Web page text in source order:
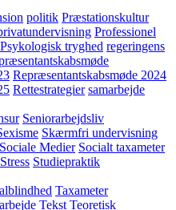
politik Præstationskultur
Professionel
Psykologisk tryghed regeringens
Repræsentantskabsmøde 2024
Rettestrategier samarbejde
Seniorarbejdsliv
Skærmfri undervisning
Sociale Medier Socialt taxameter
Stress Studiepraktik
Taxameter
Tekst Teoretisk